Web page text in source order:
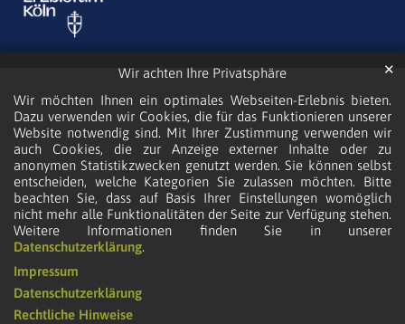
Wir achten Ihre Privatsphäre
Wir möchten Ihnen ein optimales Webseiten-Erlebnis bieten.
Dazu verwenden wir Cookies, die für das Funktionieren unserer
Website notwendig sind. Mit Ihrer Zustimmung verwenden wir
auch Cookies, die zur Anzeige externer Inhalte oder zu
anonymen Statistikzwecken genutzt werden. Sie können selbst
entscheiden, welche Kategorien Sie zulassen möchten. Bitte
beachten Sie, dass auf Basis Ihrer Einstellungen womöglich
nicht mehr alle Funktionalitäten der Seite zur Verfügung stehen.
Weitere Informationen finden Sie in unserer
Datenschutzerklärung.
✕
Impressum
Datenschutzerklärung
Rechtliche Hinweise